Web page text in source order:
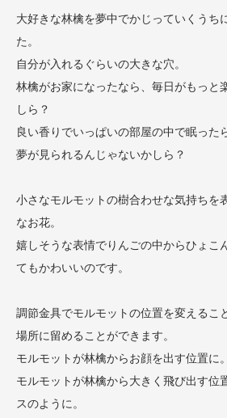
大好きな林檎を夢中でかじっていくうち
た。
自分が入れるぐらいの大きな穴。
林檎がお家になったなら、毎日がもっと
しら？
良い香りでいっぱいの部屋の中で眠った
夢が見られるんじゃないかしら？
小さなモルモットの樹合わせな気持ちを
なお花。
嬉しそうな表情でりんごの中からひょこ
てもかわいいのです。
調節金具でモルモットの位置を変えるこ
場所に留めることができます。
モルモットが林檎からお顔を出す位置に。
モルモットが林檎から大きく飛び出す位
スのように。